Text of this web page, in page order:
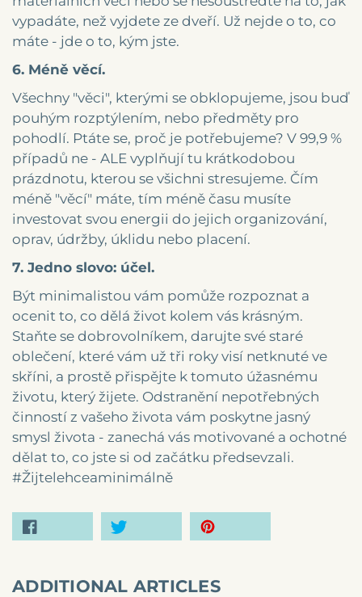
vypadáte, než vyjdete ze dveří. Už nejde o to, co
máte - jde o to, kým jste.
6. Méně věcí.
Všechny "věci", kterými se obklopujeme, jsou buď
pouhým rozptýlením, nebo předměty pro
pohodlí. Ptáte se, proč je potřebujeme? V 99,9 %
případů ne - ALE vyplňují tu krátkodobou
prázdnotu, kterou se všichni stresujeme. Čím
méně "věcí" máte, tím méně času musíte
investovat svou energii do jejich organizování,
oprav, údržby, úklidu nebo placení.
7. Jedno slovo: účel.
Být minimalistou vám pomůže rozpoznat a
ocenit to, co dělá život kolem vás krásným.
Staňte se dobrovolníkem, darujte své staré
oblečení, které vám už tři roky visí netknuté ve
skříni, a prostě přispějte k tomuto úžasnému
životu, který žijete. Odstranění nepotřebných
činností z vašeho života vám poskytne jasný
smysl života - zanechá vás motivované a ochotné
dělat to, co jste si od začátku předsevzali.
#Žijtelehceaminimálně
Facebook Twitter Pinterest
ADDITIONAL ARTICLES